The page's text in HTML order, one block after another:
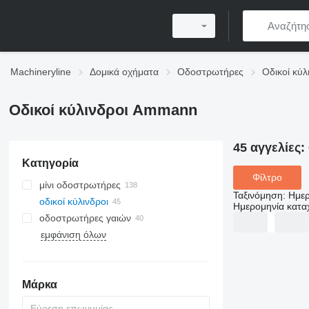
Machineryline Δομικά οχήματα Οδοστρωτήρες Οδικοί
Οδικοί κύλινδροι Ammann
Κατηγορία
μίνι οδοστρωτήρες
οδικοί κύλινδροι
οδοστρωτήρες γαιών
εμφάνιση όλων
Μάρκα
45 αγγελίες:
Φίλτρο
Ταξινόμηση:
Ημερομηνία